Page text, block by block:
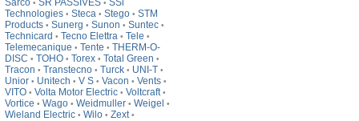
Sarco • SR PASSIVES • SSi
Technologies • Steca • Stego • STM
Products • Sunerg • Sunon • Suntec •
Technicard • Tecno Elettra • Tele •
Telemecanique • Tente • THERM-O-
DISC • TOHO • Torex • Total Green •
Tracon • Transtecno • Turck • UNI-T •
Unior • Unitech • V S • Vacon • Vents •
VITO • Volta Motor Electric • Voltcraft •
Vortice • Wago • Weidmuller • Weigel •
Wieland Electric • Wilo • Zext •